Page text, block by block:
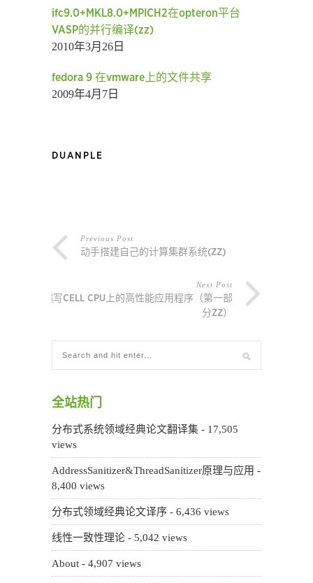
ifc9.0+MKL8.0+MPICH2在opteron平台
VASP的并行编译(zz)
2010年3月26日
fedora 9 在vmware上的文件共享
2009年4月7日
DUANPLE
Previous Post
动手搭建自己的计算集群系统(ZZ)
Next Post
编写CELL CPU上的高性能应用程序（第一部
分ZZ）
全站热门
分布式系统领域经典论文翻译集 - 17,505
views
AddressSanitizer&ThreadSanitizer原理与应用 -
8,400 views
分布式领域经典论文译序 - 6,436 views
线性一致性理论 - 5,042 views
About - 4,907 views